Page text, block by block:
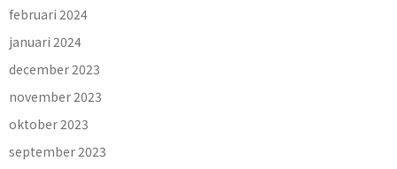
februari 2024
januari 2024
december 2023
november 2023
oktober 2023
september 2023